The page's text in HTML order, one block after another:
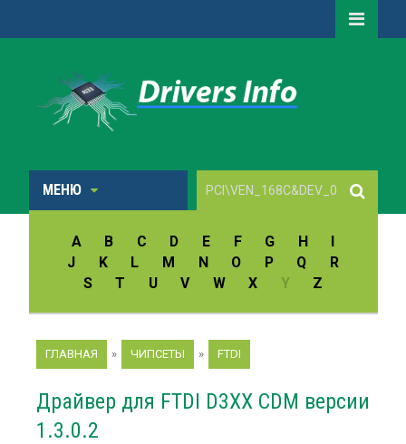
МЕНЮ
A B C D E F G H
I
J
K L M N O P Q
R
S
T U V W X Y Z
ГЛАВНАЯ » ЧИПСЕТЫ » FTDI
Драйвер для FTDI D3XX CDM версии
1.3.0.2